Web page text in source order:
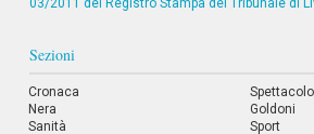
03/2011 del Registro Stampa del Tribunale di
Sezioni
Cronaca
Nera
Sanità
Goldoni
Sport